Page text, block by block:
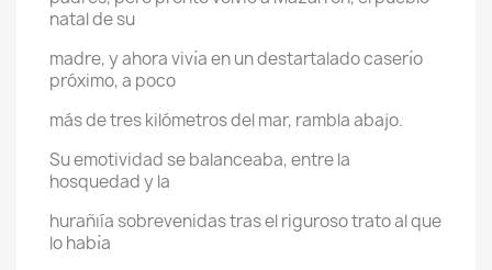
natal de su
madre, y ahora vivı́a en un destartalado caserı́o
próximo, a poco
más de tres kilómetros del mar, rambla abajo.
Su emotividad se balanceaba, entre la
hosquedad y la
hurañıía sobrevenidas tras el riguroso trato al que
lo habı́a